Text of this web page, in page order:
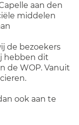
aan den
middelen
de bezoekers
hebben dit
de WOP. Vanuit
ook aan te